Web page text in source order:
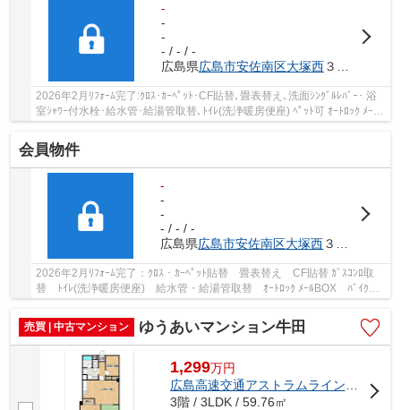
-
-
-
- / - / -
広島県広島市安佐南区大塚西３丁目2-3
2026年2月ﾘﾌｫｰﾑ完了:ｸﾛｽ･ｶｰﾍﾟｯﾄ･CF貼替､畳表替え､洗面ｼﾝｸﾞﾙﾚﾊﾞｰ･ 浴
室ｼｬﾜｰ付水栓･給水管･給湯管取替､ﾄｲﾚ(洗浄暖房便座) ﾍﾟｯﾄ可 ｵｰﾄﾛｯｸ ﾒｰﾙ
会員物件
-
-
-
- / - / -
広島県広島市安佐南区大塚西３丁目2-3
2026年2月ﾘﾌｫｰﾑ完了：ｸﾛｽ・ｶｰﾍﾟｯﾄ貼替 畳表替え CF貼替 ｶﾞｽｺﾝﾛ取
替 ﾄｲﾚ(洗浄暖房便座) 給水管・給湯管取替 ｵｰﾄﾛｯｸ ﾒｰﾙBOX ﾊﾞｲｸ置
場 駐輪場 専用ﾄﾗﾝｸﾙｰﾑ(8階) ﾍﾟｯﾄ可 大塚小学...
売買 | 中古マンション
ゆうあいマンション牛田
1,299万円
不動院
3階 / 3LDK / 59.76㎡